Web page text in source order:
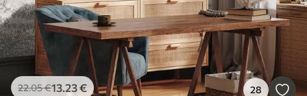
22.05€13.23€ 28